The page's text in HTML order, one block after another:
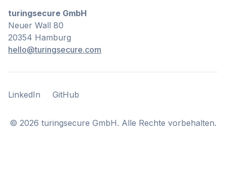
turingsecure GmbH
Neuer Wall 80
20354 Hamburg
hello@turingsecure.com
LinkedIn
LinkedIn GitHub
GitHub
© 2026 turingsecure GmbH. Alle Rechte vorbehalten.